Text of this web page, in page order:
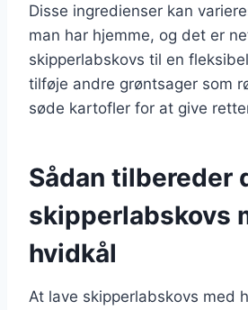
Disse ingredienser kan
man har hjemme, og det er
skipperlabskovs til en
tilføje andre grøntsager som
søde kartofler for at give
Sådan tilbereder
skipperlabskovs
hvidkål
At lave skipperlabskovs med